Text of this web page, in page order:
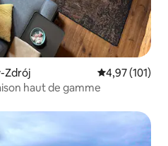
Zdrój Évaluation
4,97 (101)
haut de gamme